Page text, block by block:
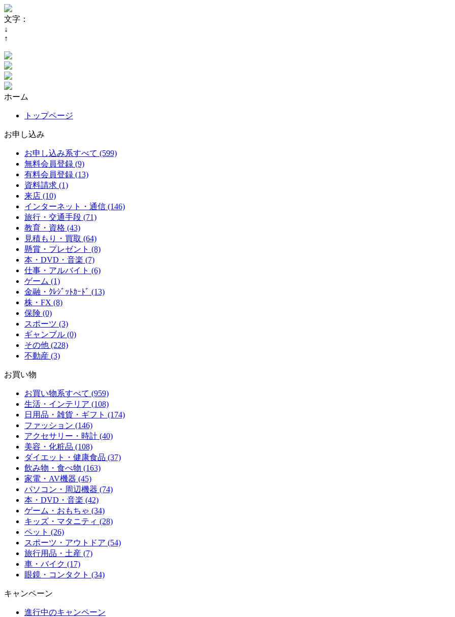
文字：
↓
↑
ホーム
トップページ
お申し込み
お申し込み系すべて (599)
無料会員登録 (9)
有料会員登録 (13)
資料請求 (1)
来店 (10)
インターネット・通信 (146)
旅行・交通手段 (71)
教育・資格 (43)
見積もり・買取 (64)
懸賞・プレゼント (8)
本・DVD・音楽 (7)
仕事・アルバイト (6)
ゲーム (1)
金融・ｸﾚｼﾞｯﾄｶｰﾄﾞ (13)
株・FX (8)
保険 (0)
スポーツ (3)
ギャンブル (0)
その他 (228)
不動産 (3)
お買い物
お買い物系すべて (959)
生活・インテリア (108)
日用品・雑貨・ギフト (174)
ファッション (146)
アクセサリー・時計 (40)
美容・化粧品 (108)
ダイエット・健康食品 (37)
飲み物・食べ物 (163)
家電・AV機器 (45)
パソコン・周辺機器 (74)
本・DVD・音楽 (42)
ゲーム・おもちゃ (34)
キッズ・マタニティ (28)
ペット (26)
スポーツ・アウトドア (54)
旅行用品・土産 (7)
車・バイク (17)
眼鏡・コンタクト (34)
キャンペーン
進行中のキャンペーン